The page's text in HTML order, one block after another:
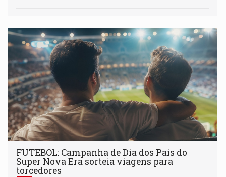
FUTEBOL: Campanha de Dia dos Pais do
Super Nova Era sorteia viagens para
torcedores